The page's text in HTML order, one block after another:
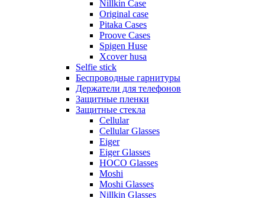
Nillkin Case
Original case
Pitaka Cases
Proove Cases
Spigen Huse
Xcover husa
Selfie stick
Беспроводные гарнитуры
Держатели для телефонов
Защитные пленки
Защитные стекла
Cellular
Cellular Glasses
Eiger
Eiger Glasses
HOCO Glasses
Moshi
Moshi Glasses
Nillkin Glasses